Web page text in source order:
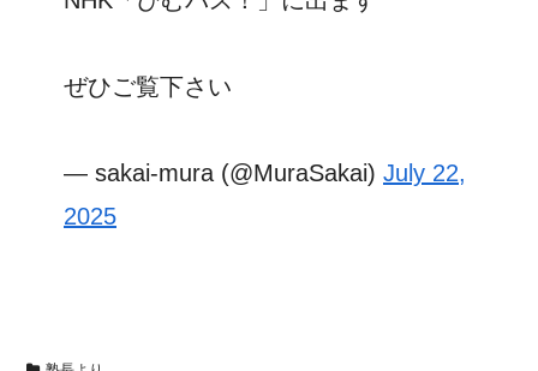
ぜひご覧下さい
— sakai-mura (@MuraSakai) July 22,
2025